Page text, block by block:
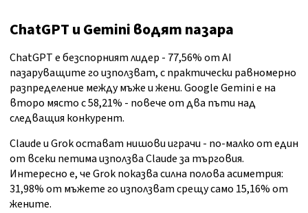
ChatGPT и Gemini водят пазара
ChatGPT е безспорният лидер - 77,56% от AI
пазаруващите го използват, с практически равномерно
разпределение между мъже и жени. Google Gemini е на
второ място с 58,21% - повече от два пъти над
следващия конкурент.
Claude и Grok остават нишови играчи - по-малко от един
от всеки петима използва Claude за търговия.
Интересно е, че Grok показва силна полова асиметрия:
31,98% от мъжете го използват срещу само 15,16% от
жените.